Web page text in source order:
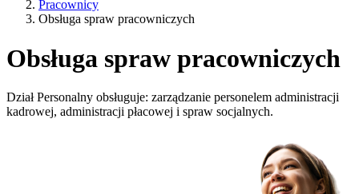
Pracownicy
Obsługa spraw pracowniczych
Obsługa spraw pracowniczych
Dział Personalny obsługuje: zarządzanie personelem administracji
kadrowej, administracji płacowej i spraw socjalnych.